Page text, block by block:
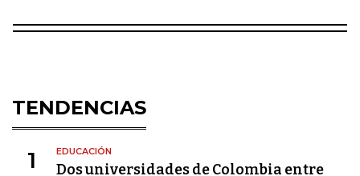
TENDENCIAS
1 EDUCACIÓN
Dos universidades de Colombia entre